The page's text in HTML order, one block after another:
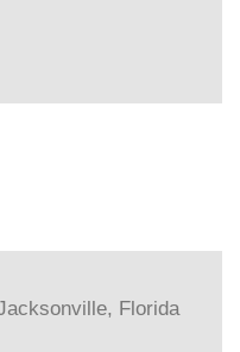
Florida